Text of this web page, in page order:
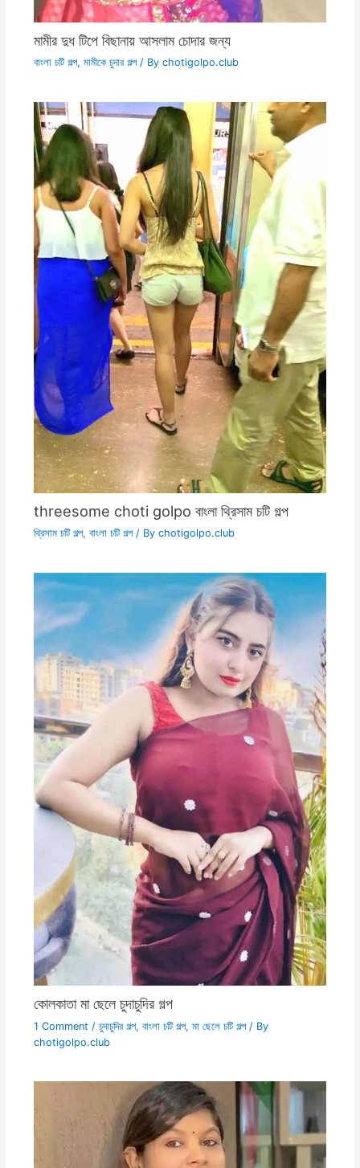
মামীর দুধ টিপে বিছানায় আসলাম চোদার জন্য
বাংলা চটি গল্প, মামীকে চুদার গল্প/ By chotigolpo.club
threesome choti golpo বাংলা থ্রিসাম চটি গল্প
থ্রিসাম চটি গল্প, বাংলা চটি গল্প/ By chotigolpo.club
কোলকাতা মা ছেলে চুদাচুদির গল্প
1 Comment / চুদাচুদির গল্প, বাংলা চটি গল্প, মা ছেলে চটি গল্প/ By
chotigolpo.club